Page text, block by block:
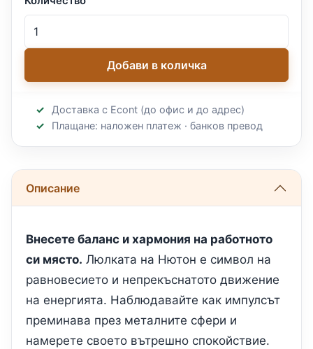
Добави в количка
Доставка с Econt (до офис и до адрес)
Плащане: наложен платеж · банков превод
Описание
Внесете баланс и хармония на работното
си място. Люлката на Нютон е символ на
равновесието и непрекъснатото движение
на енергията. Наблюдавайте как импулсът
преминава през металните сфери и
намерете своето вътрешно спокойствие.